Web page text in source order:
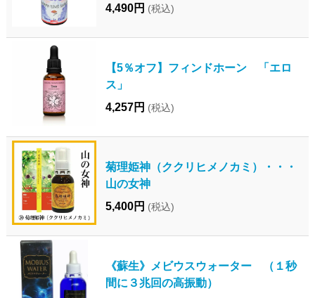
4,490円 (税込)
【5％オフ】フィンドホーン 「エロ
ス」
4,257円 (税込)
菊理姫神（ククリヒメノカミ）・・・
山の女神
5,400円 (税込)
《蘇生》メビウスウォーター （１秒
間に３兆回の高振動）